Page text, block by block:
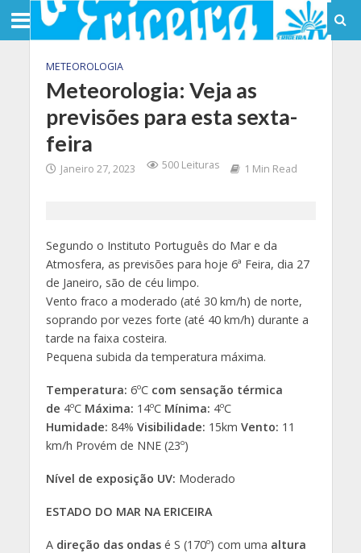
METEOROLOGIA
Meteorologia: Veja as
previsões para esta sexta-
feira
Janeiro 27, 2023 500 Leituras 1 Min Read
Segundo o Instituto Português do Mar e da
Atmosfera, as previsões para hoje 6ª Feira, dia 27
de Janeiro, são de céu limpo.
Vento fraco a moderado (até 30 km/h) de norte,
soprando por vezes forte (até 40 km/h) durante a
tarde na faixa costeira.
Pequena subida da temperatura máxima.
Temperatura: 6ºC com sensação térmica
de 4ºC Máxima: 14ºC Mínima: 4ºC
Humidade: 84% Visibilidade: 15km Vento: 11
km/h Provém de NNE (23º)
Nível de exposição UV: Moderado
ESTADO DO MAR NA ERICEIRA
A direção das ondasé S (170º) com uma altura